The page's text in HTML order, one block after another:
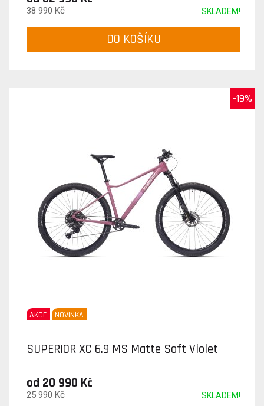
SKLADEM!
38 990 Kč
DO KOŠÍKU
-19%
AKCE NOVINKA
SUPERIOR XC 6.9 MS Matte Soft Violet
od 20 990 Kč
SKLADEM!
25 990 Kč